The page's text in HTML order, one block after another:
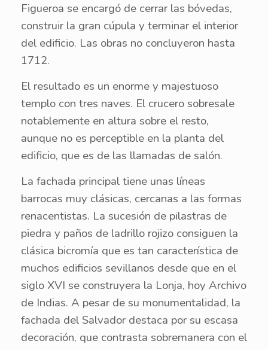
Figueroa se encargó de cerrar las bóvedas,
construir la gran cúpula y terminar el interior
del edificio. Las obras no concluyeron hasta
1712.
El resultado es un enorme y majestuoso
templo con tres naves. El crucero sobresale
notablemente en altura sobre el resto,
aunque no es perceptible en la planta del
edificio, que es de las llamadas de salón.
La fachada principal tiene unas líneas
barrocas muy clásicas, cercanas a las formas
renacentistas. La sucesión de pilastras de
piedra y paños de ladrillo rojizo consiguen la
clásica bicromía que es tan característica de
muchos edificios sevillanos desde que en el
siglo XVI se construyera la Lonja, hoy Archivo
de Indias. A pesar de su monumentalidad, la
fachada del Salvador destaca por su escasa
decoración, que contrasta sobremanera con el